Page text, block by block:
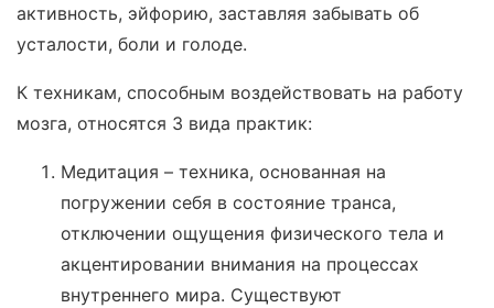
активность, эйфорию, заставляя забывать об
усталости, боли и голоде.
К техникам, способным воздействовать на работу
мозга, относятся 3 вида практик:
Медитация – техника, основанная на
погружении себя в состояние транса,
отключении ощущения физического тела и
акцентировании внимания на процессах
внутреннего мира. Существуют